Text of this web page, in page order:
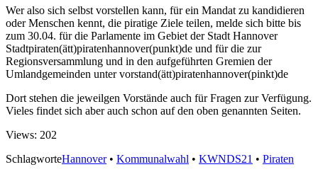
Wer also sich selbst vorstellen kann, für ein Mandat zu kandidieren
oder Menschen kennt, die piratige Ziele teilen, melde sich bitte bis
zum 30.04. für die Parlamente im Gebiet der Stadt Hannover
Stadtpiraten(ätt)piratenhannover(punkt)de und für die zur
Regionsversammlung und in den aufgeführten Gremien der
Umlandgemeinden unter vorstand(ätt)piratenhannover(pinkt)de
Dort stehen die jeweilgen Vorstände auch für Fragen zur Verfügung.
Vieles findet sich aber auch schon auf den oben genannten Seiten.
Views: 202
SchlagworteHannover• Kommunalwahl • KWNDS21 • Piraten